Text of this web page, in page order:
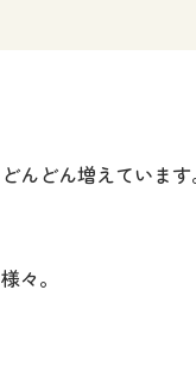
んどん増えています
々。